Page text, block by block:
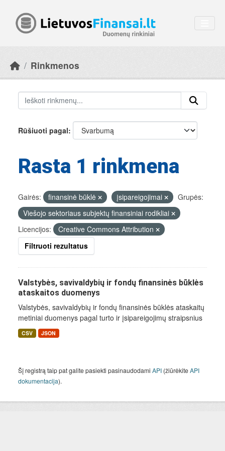
Rinkmenos
Rūšiuoti pagal
Rasta 1 rinkmena
Gairės: finansinė būklė įsipareigojimai
Grupės:
Viešojo sektoriaus subjektų finansiniai rodikliai
Licencijos:
Creative Commons Attribution
Filtruoti rezultatus
Valstybės, savivaldybių ir fondų finansinės būklės
ataskaitos duomenys
Valstybės, savivaldybių ir fondų finansinės būklės ataskaitų
metiniai duomenys pagal turto ir įsipareigojimų straipsnius
CSV JSON
Šį registrą taip pat galite pasiekti pasinaudodami API (žiūrėkiteAPI
dokumentacija).